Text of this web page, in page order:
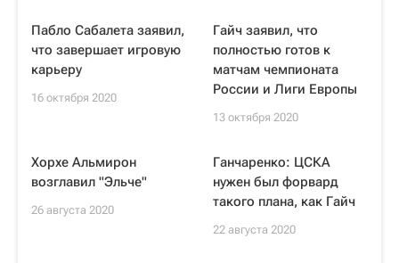
Пабло Сабалета заявил,
что завершает игровую
карьеру
16 октября 2020
Гайч заявил, что
полностью готов к
матчам чемпионата
России и Лиги Европы
13 октября 2020
Хорхе Альмирон
возглавил "Эльче"
26 августа 2020
Ганчаренко: ЦСКА
нужен был форвард
такого плана, как Гайч
22 августа 2020